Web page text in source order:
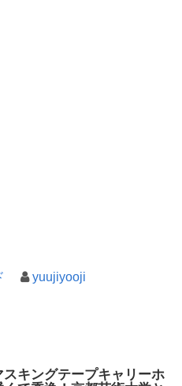
yuujiyooji
スキングテープキャリーホ